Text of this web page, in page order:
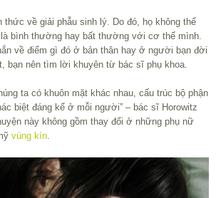
thức về giải phẫu sinh lý. Do đó, họ không thể
bình thường hay bất thường với cơ thể mình.
về điểm gì đó ở bản thân hay ở người bạn đời
bạn nên tìm lời khuyên từ bác sĩ phụ khoa.
ta có khuôn mặt khác nhau, cấu trúc bộ phận
biệt đáng kể ở mỗi người” – bác sĩ Horowitz
này không gồm thay đổi ở những phụ nữ
vùng kín.